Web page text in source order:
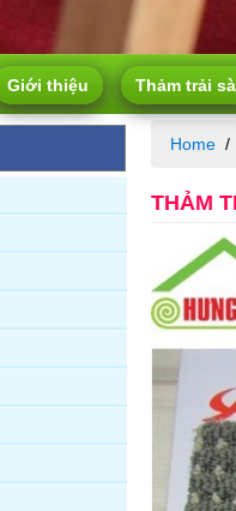
Giới thiệu Thảm trải
Home
THẢM